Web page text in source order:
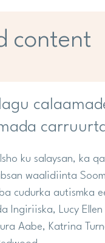
content
ku salaysan, ka
waalidiinta
cudurka autismka
Ingiriiska, Lucy Ellen
Aabe, Katrina